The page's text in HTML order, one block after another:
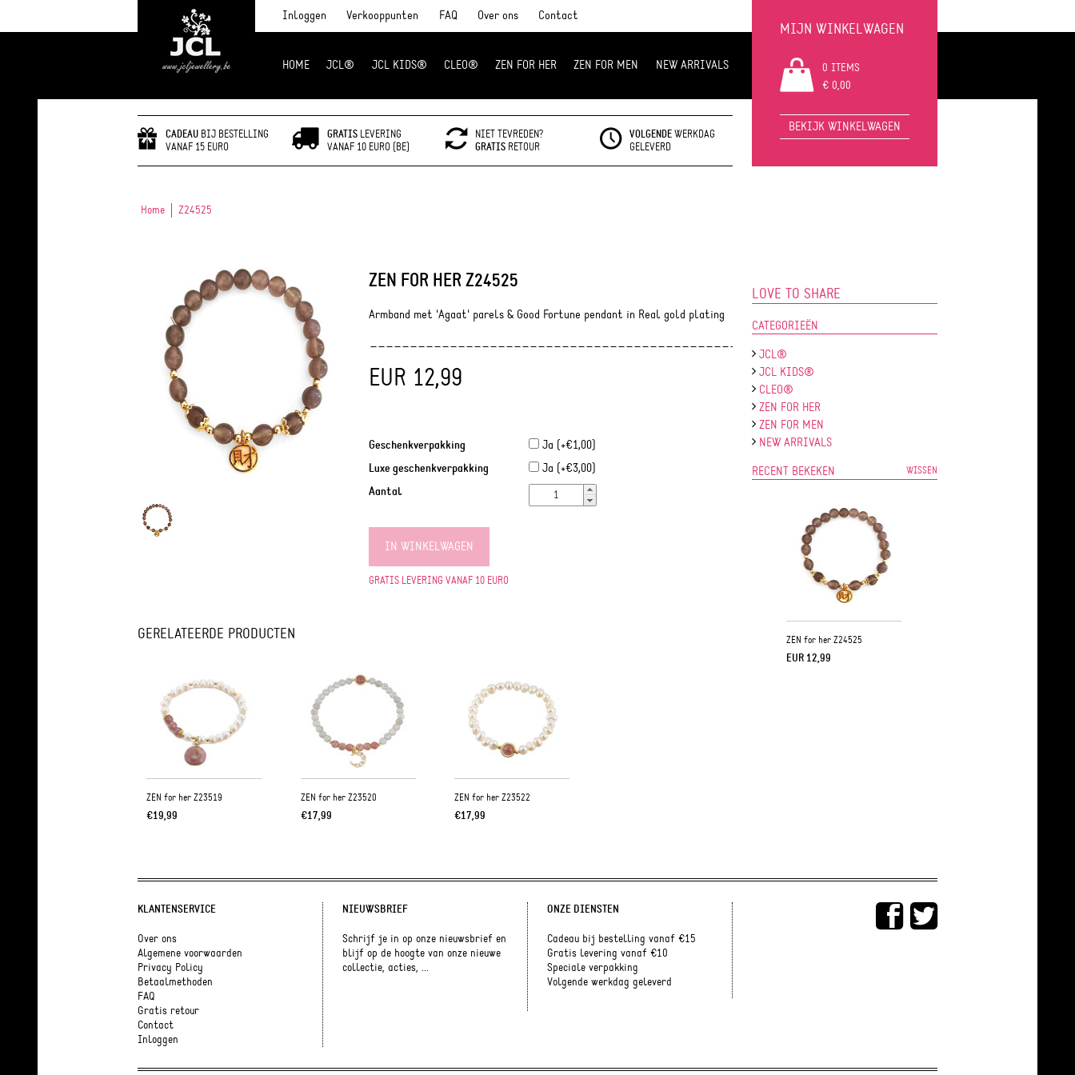
Inloggen Verkooppunten FAQ Over ons Contact
MIJN WINKELWAGEN
0 ITEMS
€ 0,00
BEKIJK WINKELWAGEN
HOME JCL® JCL KIDS® CLEO® ZEN FOR HER ZEN FOR MEN NEW ARRIVALS
CADEAU BIJ BESTELLING
VANAF 15 EURO
GRATISLEVERING
VANAF 10 EURO (BE)
NIET TEVREDEN?
GRATIS RETOUR
VOLGENDEWERKDAG
GELEVERD
Home Z24525
ZEN FOR HER Z24525
Armband met 'Agaat' parels & Good Fortune pendant in Real gold plating
EUR 12,99
Geschenkverpakking
Ja (+€1,00)
Luxe geschenkverpakking
Ja (+€3,00)
Aantal
IN WINKELWAGEN
GRATIS LEVERING VANAF 10 EURO
GERELATEERDE PRODUCTEN
ZEN for her Z23519
€19,99
ZEN for her Z23520
€17,99
ZEN for her Z23522
€17,99
LOVE TO SHARE
CATEGORIEËN
JCL®
JCL KIDS®
CLEO®
ZEN FOR HER
ZEN FOR MEN
NEW ARRIVALS
RECENT BEKEKEN
WISSEN
ZEN for her Z24525
EUR 12,99
KLANTENSERVICE
Over ons
Algemene voorwaarden
Privacy Policy
Betaalmethoden
FAQ
Gratis retour
Contact
Inloggen
NIEUWSBRIEF
Schrijf je in op onze nieuwsbrief en
blijf op de hoogte van onze nieuwe
collectie, acties, ...
ONZE DIENSTEN
Cadeau bij bestelling vanaf €15
Gratis levering vanaf €10
Speciale verpakking
Volgende werkdag geleverd